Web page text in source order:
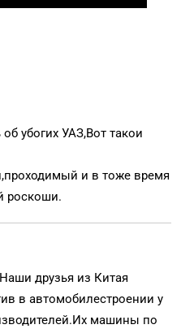
убогих УАЗ,Вот такои
и в тоже время
роскоши.
друзья из Китая
в автомобилестроении у
машины по